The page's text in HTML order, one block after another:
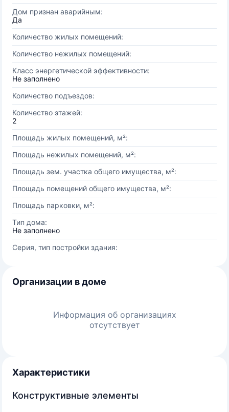
Дом признан аварийным:
Да
Количество жилых помещений:
Количество нежилых помещений:
Класс энергетической эффективности:
Не заполнено
Количество подъездов:
Количество этажей:
2
Площадь жилых помещений, м²:
Площадь нежилых помещений, м²:
Площадь зем. участка общего имущества, м²:
Площадь помещений общего имущества, м²:
Площадь парковки, м²:
Тип дома:
Не заполнено
Серия, тип постройки здания:
Организации в доме
Информация об организациях
отсутствует
Характеристики
Конструктивные элементы